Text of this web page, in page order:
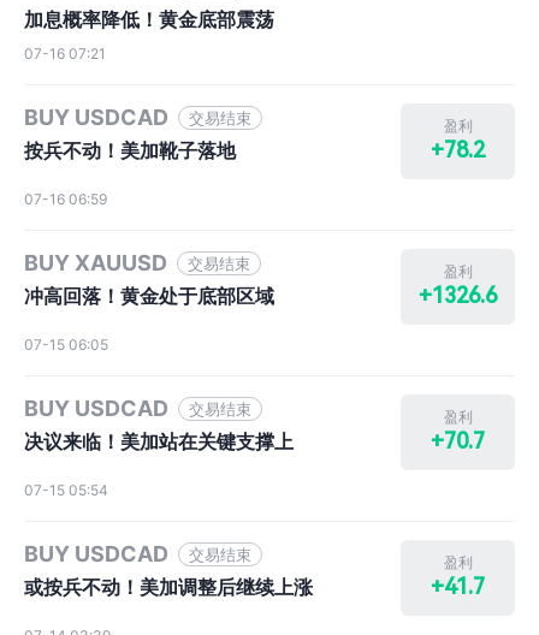
加息概率降低！黄金底部震荡
07-16 07:21
BUY USDCAD 交易结束
按兵不动！美加靴子落地
盈利
+78.2
07-16 06:59
BUY XAUUSD 交易结束
冲高回落！黄金处于底部区域
盈利
+1326.6
07-15 06:05
BUY USDCAD 交易结束
决议来临！美加站在关键支撑上
盈利
+70.7
07-15 05:54
BUY USDCAD 交易结束
或按兵不动！美加调整后继续上涨
盈利
+41.7